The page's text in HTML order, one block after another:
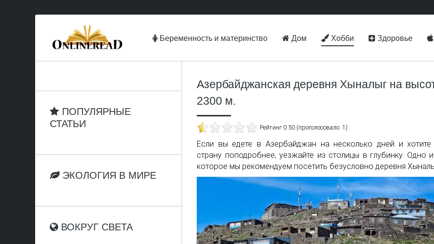
Беременность и материнство Дом Хобби Здоровье
Азербайджанская деревня Хыналыг на
2300 м.
Рейтинг 0.50 (проголосовало: 1)
Если вы едете в Азербайджан на несколько дней и хотите
страну поподробнее, уезжайте из столицы в глубинку. Одно
которое мы рекомендуем посетить безусловно деревня
ПОПУЛЯРНЫЕ
СТАТЬИ
ЭКОЛОГИЯ В МИРЕ
ВОКРУГ СВЕТА